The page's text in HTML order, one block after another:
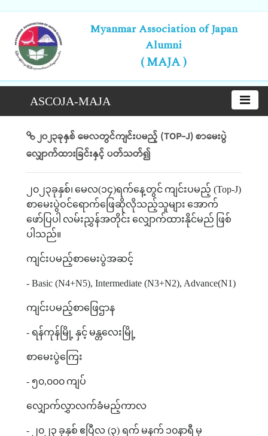
Myanmar Association of Japan
Alumni
( MAJA )
ASCOJA-MAJA
၂၀၂၃ခုနှစ် မေလတွင်ကျင်းပမည့် (TOP-J) စာမေးပွဲ
လျှောက်ထားခြင်းနှင့် ပတ်သတ်၍
၂၀၂၃ခုနှစ်၊ မေလ(၁၄)ရက်နေ့တွင် ကျင်းပမည့် (Top-J)
စာမေးပွဲဝင်ရောက်ဖြေဆိုလိုသည့်သူများ အောက်
ဖော်ပြပါ လမ်းညွှန်အတိုင်း လျှောက်ထားနိုင်မည် ဖြစ်
ပါသည်။
ကျင်းပမည့်စာမေးပွဲအဆင့်
- Basic (N4+N5), Intermediate (N3+N2), Advance(N1)
ကျင်းပမည့်စာဖြေဌာန
- ရန်ကုန်မြို့ နှင့် မန္တလေးမြို့
စာမေးပွဲကြေး
- ၅၀,၀၀၀ ကျပ်
လျှောက်လွှာလက်ခံမည့်ကာလ
- ၂၀၂၃ ခုနှစ် ဧပြီလ (၃) ရက် မနက် ၁၀နာရီ မှ